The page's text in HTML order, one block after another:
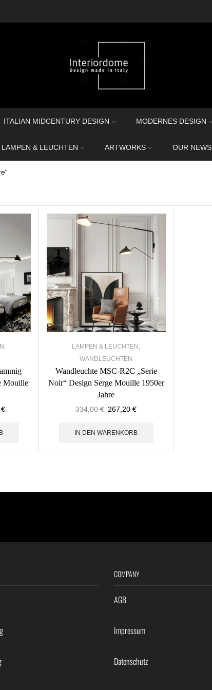
ITALIAN MIDCENTURY DESIGN MODERNES DESIGN
LAMPEN & LEUCHTEN ARTWORKS OUR NEWS
,
Mouille
€
LAMPEN & LEUCHTEN ,
WANDLEUCHTEN
Wandleuchte MSC-R2C „Serie
Noir“ Design Serge Mouille 1950er
Jahre
334,00€ 267,20€
IN DEN WARENKORB
COMPANY
AGB
Impressum
Datenschutz